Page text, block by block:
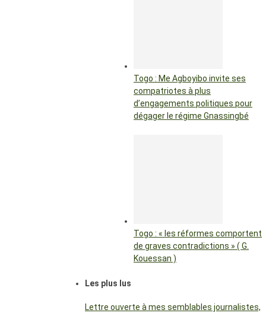
Togo : Me Agboyibo invite ses
compatriotes à plus
d’engagements politiques pour
dégager le régime Gnassingbé
Togo : « les réformes comportent
de graves contradictions » ( G.
Kouessan )
Les plus lus
Lettre ouverte à mes semblables journalistes,